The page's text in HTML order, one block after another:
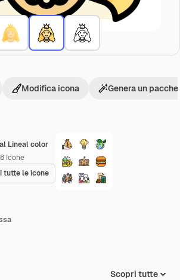
Lineal color
Icone
tutte le icone
Modifica icona Genera un
Scopri tutte